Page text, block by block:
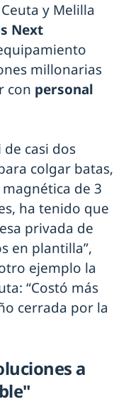
y Melilla
Next
millonarias
con personal
de casi dos
colgar batas,
de 3
ha tenido que
privada de
en plantilla”,
ejemplo la
“Costó más
cerrada por la
a